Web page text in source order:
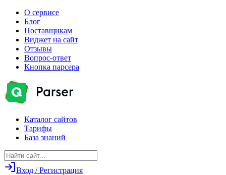
О сервисе
Блог
Поставщикам
Виджет на сайт
Отзывы
Вопрос-ответ
Кнопка парсера
Каталог сайтов
Тарифы
База знаний
Вход / Регистрация